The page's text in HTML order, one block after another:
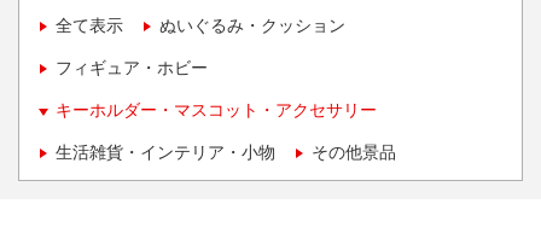
全て表示 ぬいぐるみ・クッション
フィギュア・ホビー
キーホルダー・マスコット・アクセサリー
生活雑貨・インテリア・小物 その他景品